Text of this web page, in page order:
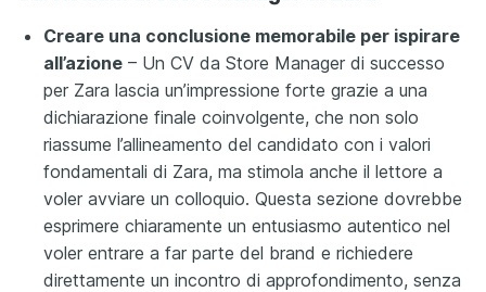
Creare una conclusione memorabile per ispirare
all’azione – Un CV da Store Manager di successo
per Zara lascia un’impressione forte grazie a una
dichiarazione finale coinvolgente, che non solo
riassume l’allineamento del candidato con i valori
fondamentali di Zara, ma stimola anche il lettore a
voler avviare un colloquio. Questa sezione dovrebbe
esprimere chiaramente un entusiasmo autentico nel
voler entrare a far parte del brand e richiedere
direttamente un incontro di approfondimento, senza